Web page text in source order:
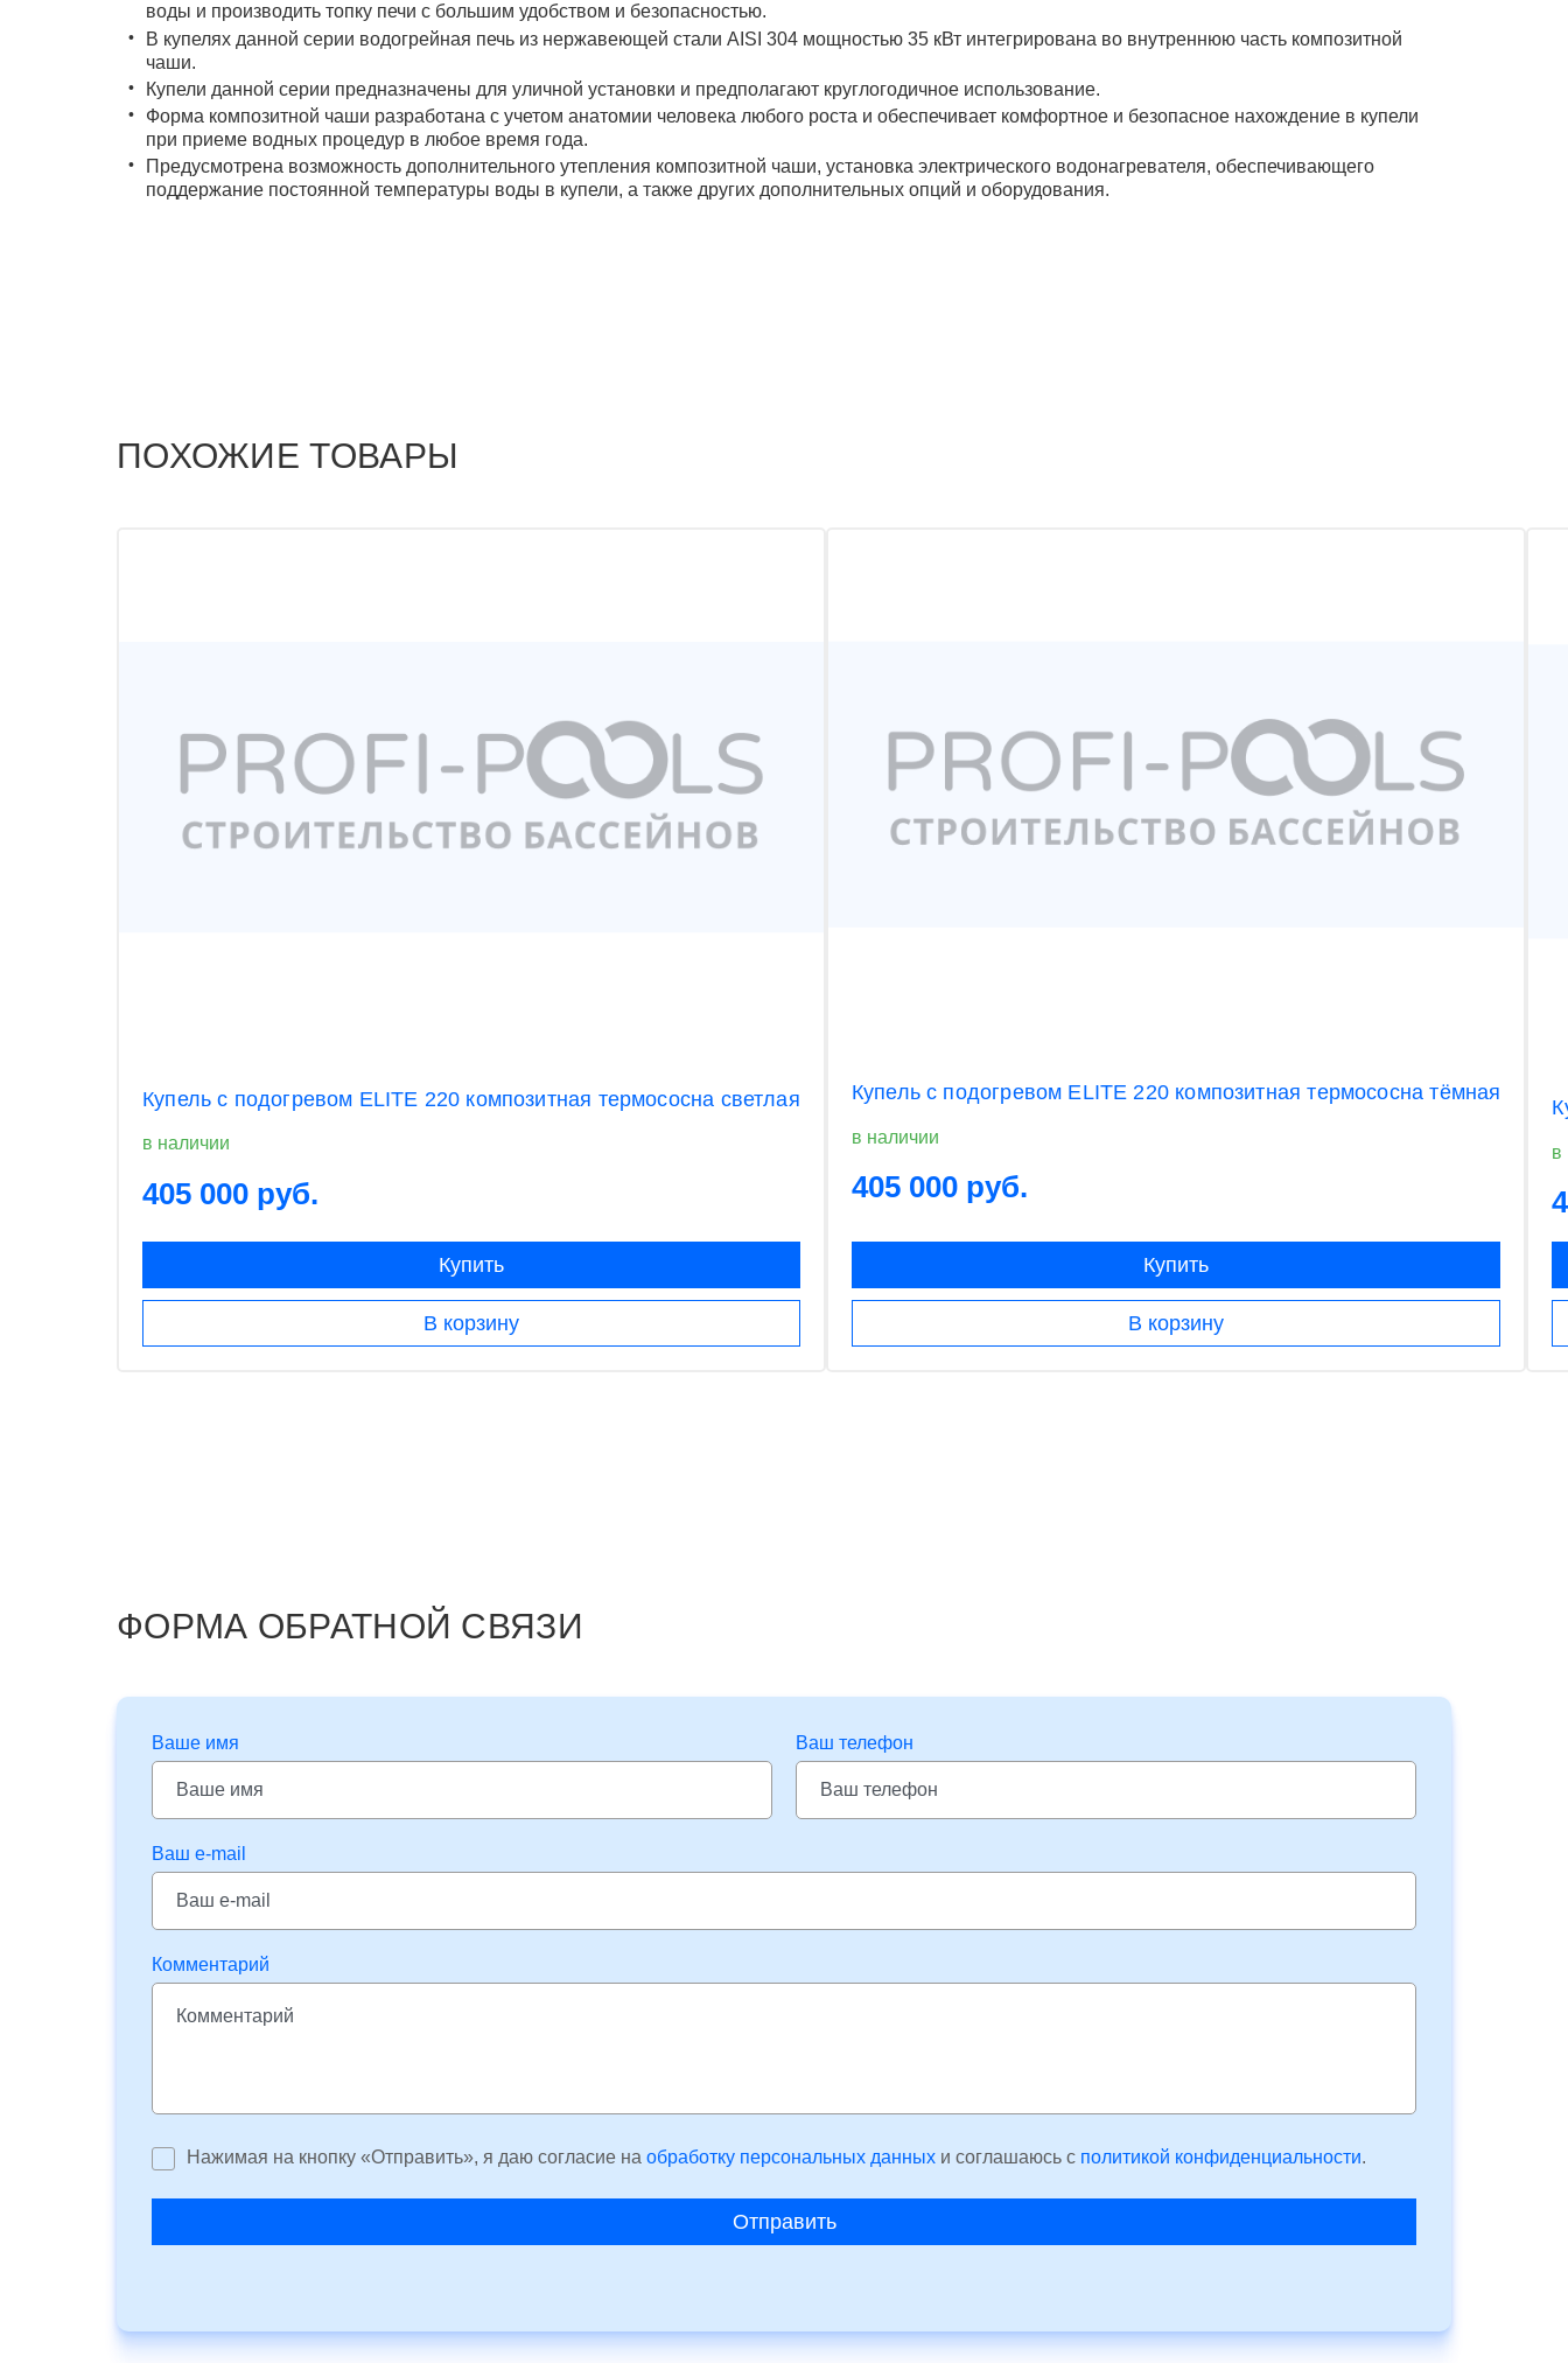
воды и производить топку печи с большим удобством и безопасностью.
В купелях данной серии водогрейная печь из нержавеющей стали AISI 304 мощностью 35 кВт интегрирована во внутреннюю часть композитной
чаши.
Купели данной серии предназначены для уличной установки и предполагают круглогодичное использование.
Форма композитной чаши разработана с учетом анатомии человека любого роста и обеспечивает комфортное и безопасное нахождение в купели
при приеме водных процедур в любое время года.
Предусмотрена возможность дополнительного утепления композитной чаши, установка электрического водонагревателя, обеспечивающего
поддержание постоянной температуры воды в купели, а также других дополнительных опций и оборудования.
ПОХОЖИЕ ТОВАРЫ
Купель с подогревом ELITE 220 композитная термососна светлая
в наличии
405 000 руб.
Купить
В корзину
Купель с подогревом ELITE 220 композитная термососна тёмная
в наличии
405 000 руб.
Купить
В корзину
в
ФОРМА ОБРАТНОЙ СВЯЗИ
Ваше имя Ваш телефон
Ваш e-mail
Комментарий
Нажимая на кнопку «Отправить», я даю согласие на обработку персональных данных и соглашаюсь c политикой конфиденциальности.
Отправить